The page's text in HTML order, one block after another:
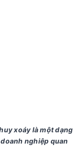
xoáy là một dạng
nghiệp quan